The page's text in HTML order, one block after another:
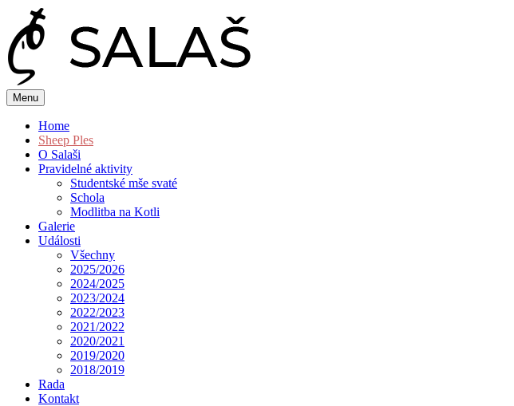
Menu
Home
Sheep Ples
O Salaši
Pravidelné aktivity
Studentské mše svaté
Schola
Modlitba na Kotli
Galerie
Události
Všechny
2025/2026
2024/2025
2023/2024
2022/2023
2021/2022
2020/2021
2019/2020
2018/2019
Rada
Kontakt